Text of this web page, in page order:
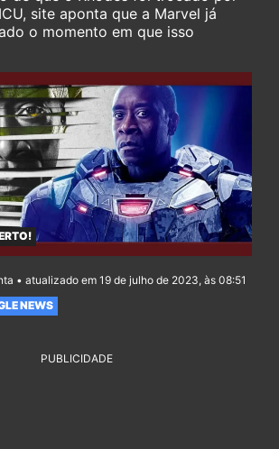
site aponta que a Marvel já
o momento em que isso
• atualizado em 19 de julho de 2023, às 08:51
NEWS
PUBLICIDADE